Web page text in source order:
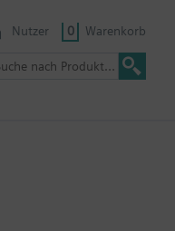
Nutzer 0 Warenkorb